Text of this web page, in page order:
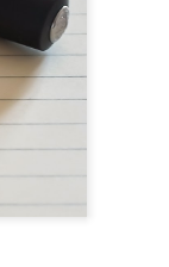
(notre test
permet de